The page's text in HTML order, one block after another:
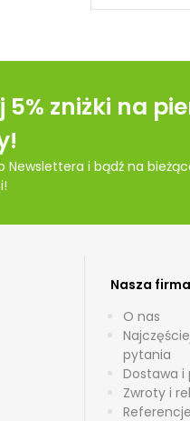
5% zniżki na
Newslettera i bądź na
Nasza firma
O nas
pytania
Dostawa i
Zwroty i
Referencje